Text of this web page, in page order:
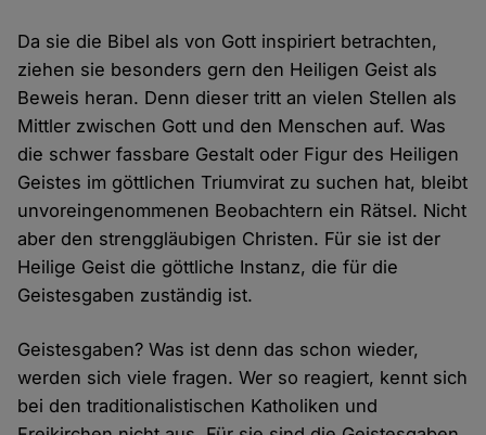
Da sie die Bibel als von Gott inspiriert betrachten,
ziehen sie besonders gern den Heiligen Geist als
Beweis heran. Denn dieser tritt an vielen Stellen als
Mittler zwischen Gott und den Menschen auf. Was
die schwer fassbare Gestalt oder Figur des Heiligen
Geistes im göttlichen Triumvirat zu suchen hat, bleibt
unvoreingenommenen Beobachtern ein Rätsel. Nicht
aber den strenggläubigen Christen. Für sie ist der
Heilige Geist die göttliche Instanz, die für die
Geistesgaben zuständig ist.
Geistesgaben? Was ist denn das schon wieder,
werden sich viele fragen. Wer so reagiert, kennt sich
bei den traditionalistischen Katholiken und